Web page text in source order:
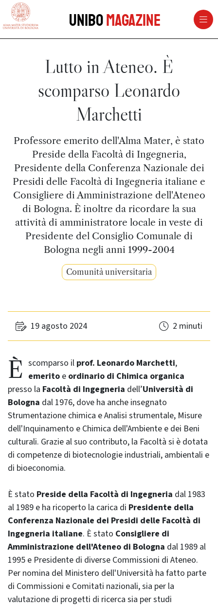
vai al contenuto della pagina
UniboMagazine
Lutto in Ateneo. È
scomparso Leonardo
Marchetti
Professore emerito dell'Alma Mater, è stato
Preside della Facoltà di Ingegneria,
Presidente della Conferenza Nazionale dei
Presidi delle Facoltà di Ingegneria italiane e
Consigliere di Amministrazione dell'Ateneo
di Bologna. È inoltre da ricordare la sua
attività di amministratore locale in veste di
Presidente del Consiglio Comunale di
Bologna negli anni 1999-2004
Comunità universitaria
19 agosto 2024 2 minuti
È scomparso il prof. Leonardo Marchetti,
emerito e ordinario di Chimica organica
presso la Facoltà di Ingegneria dell’Università di
Bologna dal 1976, dove ha anche insegnato
Strumentazione chimica e Analisi strumentale, Misure
dell'Inquinamento e Chimica dell'Ambiente e dei Beni
culturali. Grazie al suo contributo, la Facoltà si è dotata
di competenze di biotecnologie industriali, ambientali e
di bioeconomia.
È stato Preside della Facoltà di Ingegneria dal 1983
al 1989 e ha ricoperto la carica di Presidente della
Conferenza Nazionale dei Presidi delle Facoltà di
Ingegneria italiane. È stato Consigliere di
Amministrazione dell'Ateneo di Bologna dal 1989 al
1995 e Presidente di diverse Commissioni di Ateneo.
Per nomina del Ministero dell'Università ha fatto parte
di Commissioni e Comitati nazionali, sia per la
valutazione di progetti di ricerca sia per studi